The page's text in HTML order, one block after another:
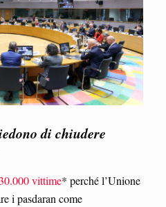
di chiudere
vittime* perché l’Unione
i pasdaran come